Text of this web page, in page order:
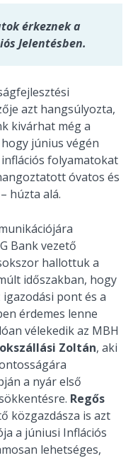
érkeznek a
Jelentésben.
azt hangsúlyozta,
kivárhat még a
június végén
folyamatokat
óvatos és
húzta alá.
Bank vezető
hallottuk a
időszakban, hogy
pont és a
érdemes lenne
vélekedik az MBH
Zoltán, aki
a nyár első
Regős
közgazdásza is azt
a júniusi Inflációs
lehetséges,